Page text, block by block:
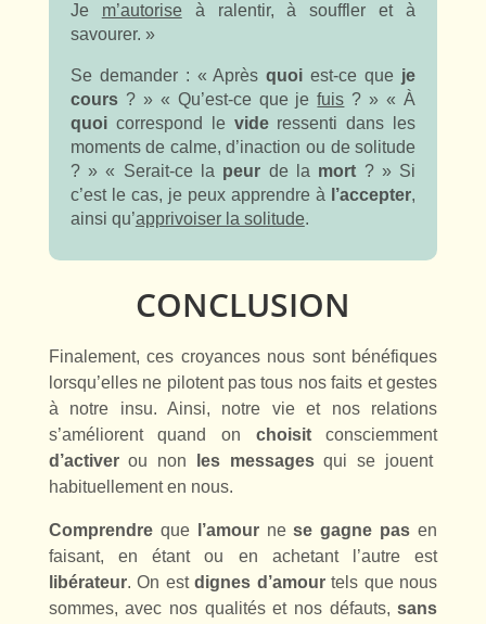
Je m’autoriseà ralentir, à souffler et à
savourer. »
Se demander : « Aprèsquoi est-ce que je
cours? » « Qu’est-ce que jefuis ? » « À
quoicorrespond le videressenti dans les
moments de calme, d’inaction ou de solitude
? » « Serait-ce la peur de la mort ? » Si
c’est le cas, je peux apprendre à
l’accepter,
ainsi qu’apprivoiser la solitude.
CONCLUSION
Finalement, ces croyances nous sont bénéfiques
lorsqu’elles ne pilotent pas tous nos faits et gestes
à notre insu. Ainsi, notre vie et nos relations
s’améliorent quand on choisitconsciemment
d’activerou non les messagesqui se jouent
habituellement en nous.
Comprendrequel’amournese gagne pas en
faisant, en étant ou en achetant l’autre est
libérateur. On estdignes d’amourtels que nous
sommes, avec nos qualités et nos défauts,sans